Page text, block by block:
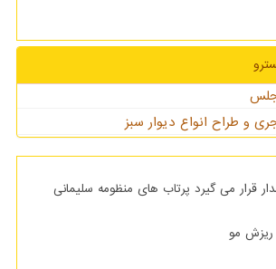
و طراح انواع دیوار سبز
پارس 2 در مدار قرار می گیرد پرتاب های منظومه سلیمانی
مو